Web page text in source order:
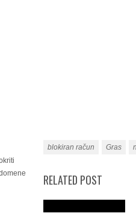
blokiran račun Gras
RELATED POST